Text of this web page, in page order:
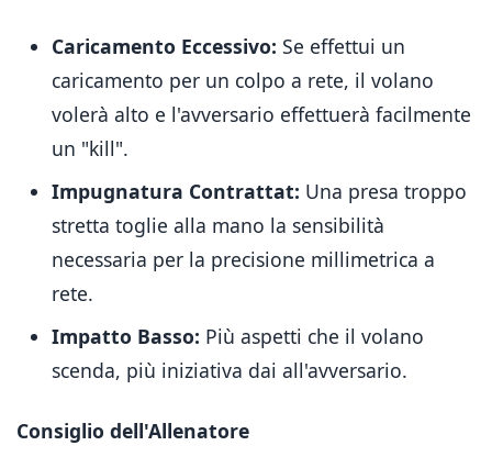
Caricamento Eccessivo: Se effettui un
caricamento per un colpo a rete, il volano
volerà alto e l'avversario effettuerà facilmente
un "kill".
Impugnatura Contrattat: Una presa troppo
stretta toglie alla mano la sensibilità
necessaria per la precisione millimetrica a
rete.
Impatto Basso: Più aspetti che il volano
scenda, più iniziativa dai all'avversario.
Consiglio dell'Allenatore